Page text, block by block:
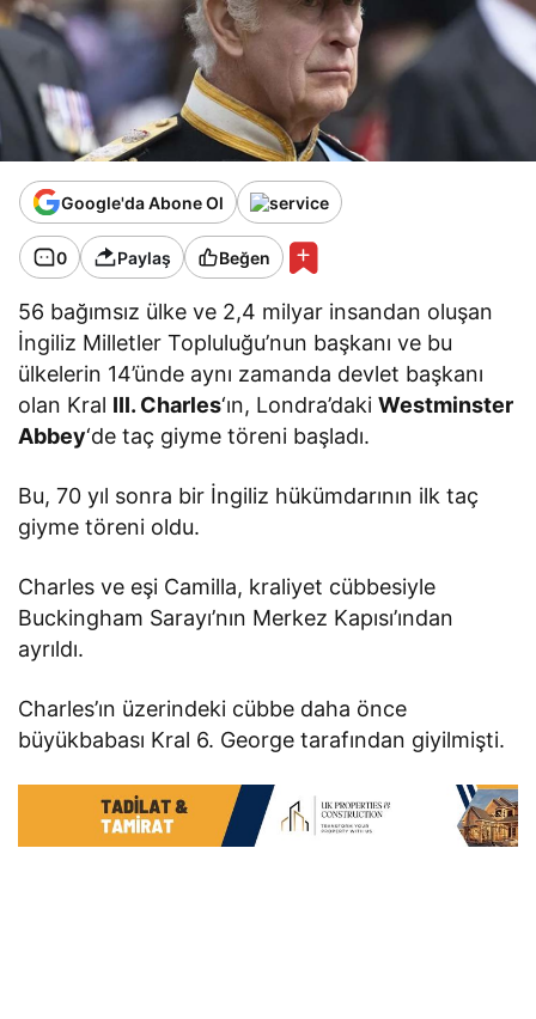
Google'da Abone Ol
0 Paylaş Beğen
56 bağımsız ülke ve 2,4 milyar insandan oluşan
İngiliz Milletler Topluluğu’nun başkanı ve bu
ülkelerin 14’ünde aynı zamanda devlet başkanı
olan Kral III. Charles‘ın, Londra’dakiWestminster
Abbey‘de taç giyme töreni başladı.
Bu, 70 yıl sonra bir İngiliz hükümdarının ilk taç
giyme töreni oldu.
Charles ve eşi Camilla, kraliyet cübbesiyle
Buckingham Sarayı’nın Merkez Kapısı’ından
ayrıldı.
Charles’ın üzerindeki cübbe daha önce
büyükbabası Kral 6. George tarafından giyilmişti.